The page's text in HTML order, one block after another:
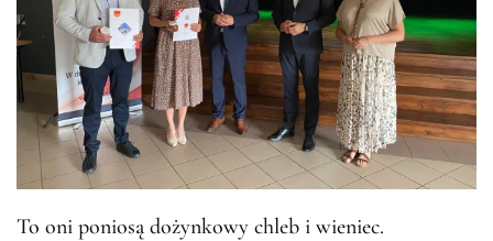
To oni poniosą dożynkowy chleb i wieniec.